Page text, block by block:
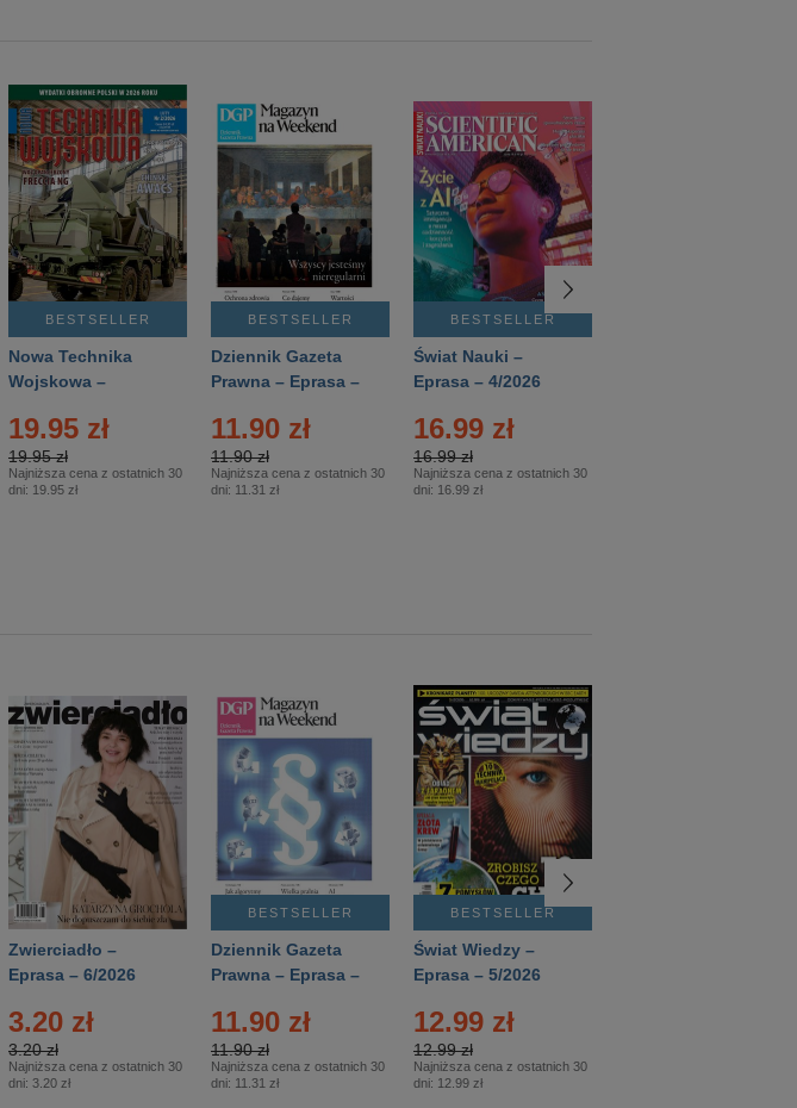
BESTSELLER
Nowa Technika
Wojskowa –
19.95 zł
19.95 zł
Najniższa cena z ostatnich 30
dni: 19.95 zł
BESTSELLER
Dziennik Gazeta
Prawna – Eprasa –
11.90 zł
11.90 zł
Najniższa cena z ostatnich 30
dni: 11.31 zł
BESTSELLER
Świat Nauki –
Eprasa – 4/2026
16.99 zł
16.99 zł
Najniższa cena z ostatnich 30
dni: 16.99 zł
Zwierciadło –
Eprasa – 6/2026
3.20 zł
3.20 zł
Najniższa cena z ostatnich 30
dni: 3.20 zł
BESTSELLER
Dziennik Gazeta
Prawna – Eprasa –
11.90 zł
11.90 zł
Najniższa cena z ostatnich 30
dni: 11.31 zł
BESTSELLER
Świat Wiedzy –
Eprasa – 5/2026
12.99 zł
12.99 zł
Najniższa cena z ostatnich 30
dni: 12.99 zł